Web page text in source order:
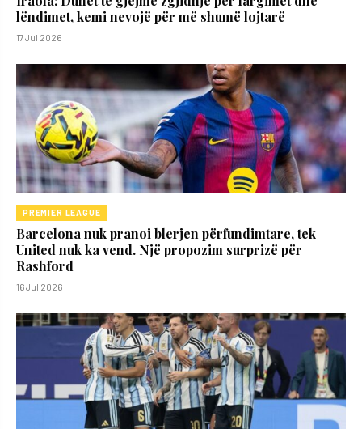
lëndimet, kemi nevojë për më shumë lojtarë
17 Jul 2026
PREMIER LEAGUE
Barcelona nuk pranoi blerjen përfundimtare, tek
United nuk ka vend. Një propozim surprizë për
Rashford
16 Jul 2026